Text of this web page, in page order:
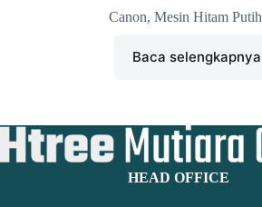
Canon,Mesin Hitam Putih
Baca selengkapnya
HEAD OFFICE